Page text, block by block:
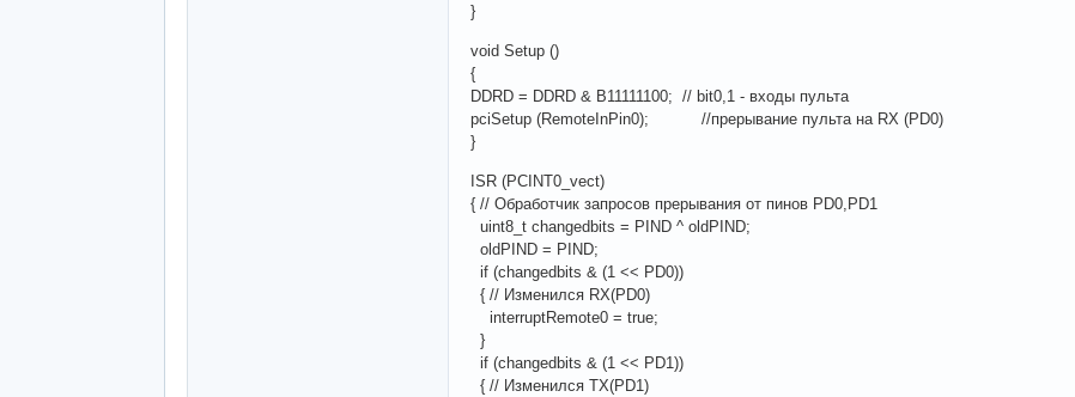
}
void Setup ()
{
DDRD = DDRD & B11111100; // bit0,1 - входы пульта
pciSetup (RemoteInPin0); //прерывание пульта на RX (PD0)
}
ISR (PCINT0_vect)
{ // Обработчик запросов прерывания от пинов PD0,PD1
uint8_t changedbits = PIND ^ oldPIND;
oldPIND = PIND;
if (changedbits & (1 << PD0))
{ // Изменился RX(PD0)
interruptRemote0 = true;
}
if (changedbits & (1 << PD1))
{ // Изменился TX(PD1)